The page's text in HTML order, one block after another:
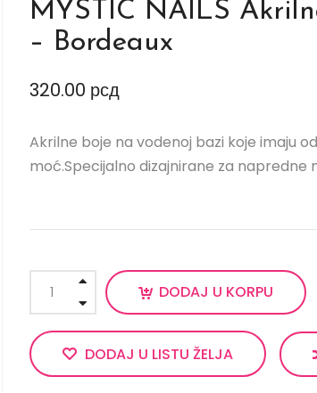
MYSTIC NAILS
– Bordeaux
320.00 рсд
Akrilne boje na vodenoj bazi koje imaju
moć.Specijalno dizajnirane za napredne
DODAJ U KORPU
DODAJ U LISTU ŽELJA